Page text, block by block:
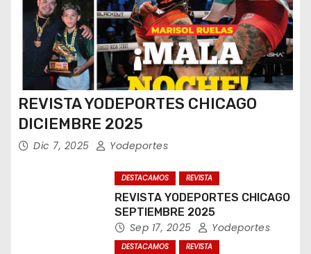
REVISTA YODEPORTES CHICAGO
DICIEMBRE 2025
Dic 7, 2025 Yodeportes
DESTACAMOS REVISTA
REVISTA YODEPORTES CHICAGO
SEPTIEMBRE 2025
Sep 17, 2025 Yodeportes
DESTACAMOS REVISTA